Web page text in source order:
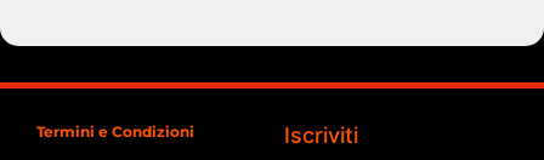
Termini e Condizioni Iscriviti